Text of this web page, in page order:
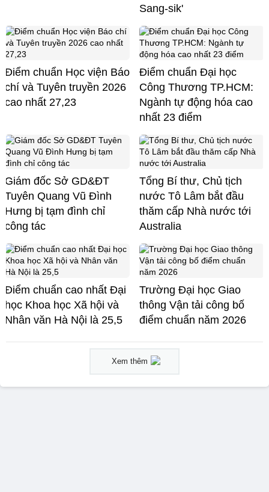
Sang-sik'
Điểm chuẩn Học viện Báo
chí và Tuyên truyền 2026
cao nhất 27,23
Điểm chuẩn Đại học
Công Thương TP.HCM:
Ngành tự động hóa cao
nhất 23 điểm
Giám đốc Sở GD&ĐT
Tuyên Quang Vũ Đình
Hưng bị tạm đình chỉ
công tác
Tổng Bí thư, Chủ tịch
nước Tô Lâm bắt đầu
thăm cấp Nhà nước tới
Australia
Điểm chuẩn cao nhất Đại
học Khoa học Xã hội và
Nhân văn Hà Nội là 25,5
Trường Đại học Giao
thông Vận tải công bố
điểm chuẩn năm 2026
Xem thêm